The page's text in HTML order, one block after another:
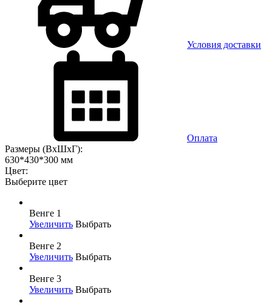
Условия доставки
Оплата
Размеры (ВхШхГ):
630*430*300 мм
Цвет:
Выберите цвет
Венге 1
Увеличить Выбрать
Венге 2
Увеличить Выбрать
Венге 3
Увеличить Выбрать